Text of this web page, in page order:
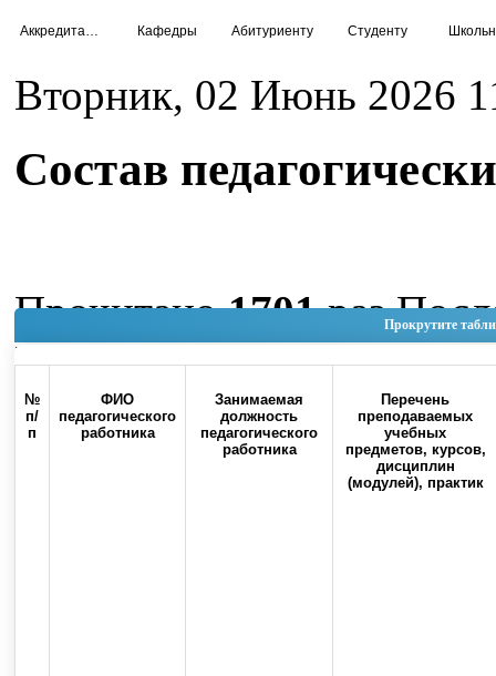
Кафедры Абитуриенту Студенту
Вторник, 02 Июнь 2026
Состав
Прокрутите
№
п/
п
ФИО
педагогического
работника
Занимаемая
должность
педагогического
работника
Перечень
преподаваемых
учебных
предметов, курсов,
дисциплин
(модулей), практик
Прочитано1701раз
Июнь 2026 11:16
Наверх